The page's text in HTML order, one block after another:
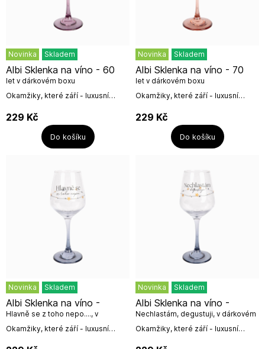
Novinka Skladem
Okamžiky, které září - luxusní
pro každého milovníka
vína.Vychutnejte si své oblíbené
Albi Sklenka na víno - 60
let v dárkovém boxu
229 Kč
Do košíku
Novinka Skladem
Okamžiky, které září - luxusní
pro každého milovníka
vína.Vychutnejte si své oblíbené
Albi Sklenka na víno - 70
let v dárkovém boxu
229 Kč
Do košíku
Novinka Skladem
Okamžiky, které září - luxusní
Albi Sklenka na víno -
Hlavně se z toho nepo...., v
dárkovém boxu
Novinka Skladem
Okamžiky, které září - luxusní
Albi Sklenka na víno -
Nechlastám, degustuji, v dárkovém
boxu